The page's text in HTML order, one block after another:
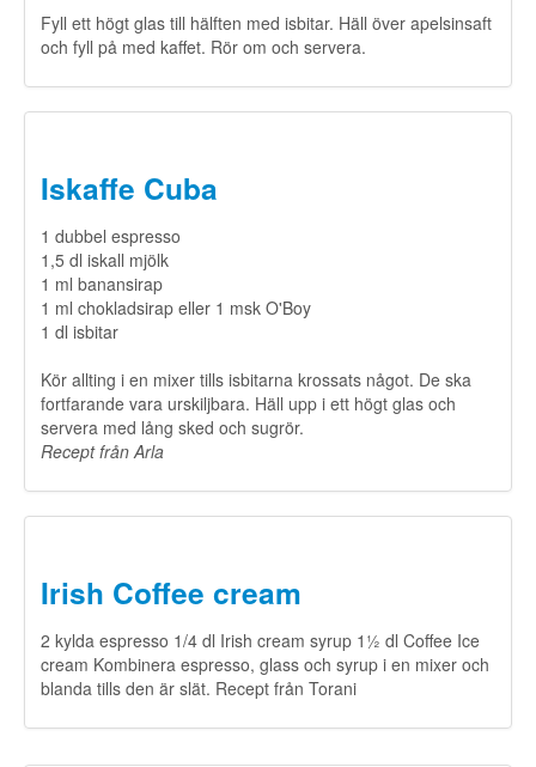
Fyll ett högt glas till hälften med isbitar. Häll över apelsinsaft
och fyll på med kaffet. Rör om och servera.
Iskaffe Cuba
1 dubbel espresso
1,5 dl iskall mjölk
1 ml banansirap
1 ml chokladsirap eller 1 msk O'Boy
1 dl isbitar
Kör allting i en mixer tills isbitarna krossats något. De ska
fortfarande vara urskiljbara. Häll upp i ett högt glas och
servera med lång sked och sugrör.
​Recept från Arla
Irish Coffee cream
2 kylda espresso 1/4 dl Irish cream syrup 1½ dl Coffee Ice
cream Kombinera espresso, glass och syrup i en mixer och
blanda tills den är slät. Recept från Torani